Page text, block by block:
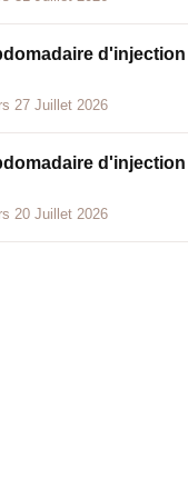
d'injection
27 Juillet 2026
d'injection
20 Juillet 2026